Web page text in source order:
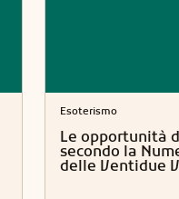
Esoterismo
Le opportunità
secondo la
delle Ventidue